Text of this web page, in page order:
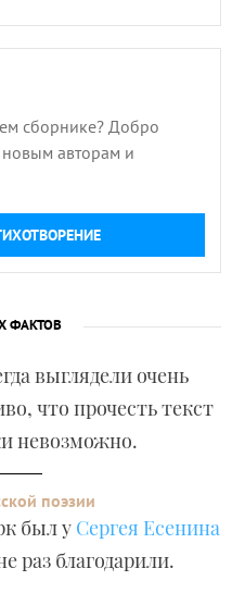
сборнике? Добро
авторам и
ФАКТОВ
выглядели очень
что прочесть текст
невозможно.
поэзии
был у Сергея Есенина
раз благодарили.